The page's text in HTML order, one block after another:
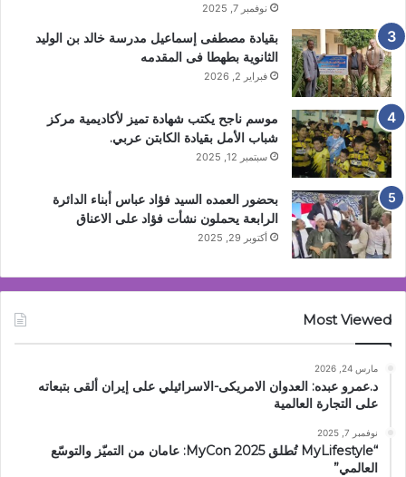
نوفمبر 7, 2025
بقيادة مصطفى إسماعيل مدرسة خالد بن الوليد
الثانوية بطهطا فى المقدمه
فبراير 2, 2026
موسم ناجح يكتب شهادة تميز لأكاديمية مركز
شباب الأمل بقيادة الكابتن عربي.
سبتمبر 12, 2025
بحضور العمده السيد فؤاد عباس أبناء الدائرة
الرابعة يحملون نشأت فؤاد على الاعناق
أكتوبر 29, 2025
Most Viewed
مارس 24, 2026
د.عمرو عبده: العدوان الامريكى-الاسرائيلي على إيران ألقى بتبعاته
على التجارة العالمية
نوفمبر 7, 2025
“MyLifestyle تُطلق MyCon 2025: عامان من التميّز والتوسّع
العالمي”